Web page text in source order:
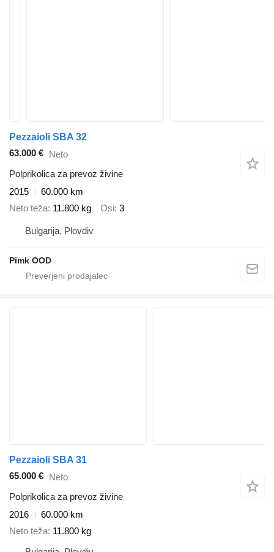
Pezzaioli SBA 32
63.000 € Neto
Polprikolica za prevoz živine
2015
60.000 km
Neto teža 11.800 kg Osi 3
Bulgarija, Plovdiv
Pimk OOD
Pezzaioli SBA 31
65.000 € Neto
Polprikolica za prevoz živine
2016
60.000 km
Neto teža 11.800 kg